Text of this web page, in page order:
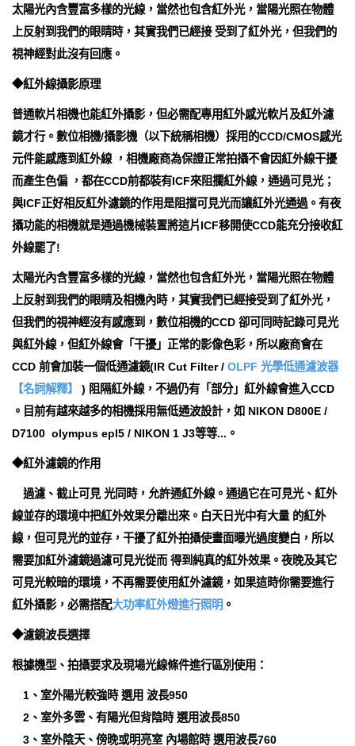
太陽光內含豐富多樣的光線，當然也包含紅外光，當陽光照在物體
上反射到我們的眼睛時，其實我們已經接 受到了紅外光，但我們的
視神經對此沒有回應。
◆紅外線攝影原理
普通軟片相機也能紅外攝影，但必需配專用紅外感光軟片及紅外濾
鏡才行。數位相機/攝影機（以下統稱相機）採用的CCD/CMOS感光
元件能感應到紅外線 ，相機廠商為保證正常拍攝不會因紅外線干擾
而產生色偏 ，都在CCD前都裝有ICF來阻攔紅外線，通過可見光；
與ICF正好相反紅外濾鏡的作用是阻擋可見光而讓紅外光通過。有夜
攝功能的相機就是通過機械裝置將這片ICF移開使CCD能充分接收紅
外線罷了!
太陽光內含豐富多樣的光線，當然也包含紅外光，當陽光照在物體
上反射到我們的眼睛及相機內時，其實我們已經接受到了紅外光，
但我們的視神經沒有感應到，數位相機的CCD 卻可同時記錄可見光
與紅外線，但紅外線會「干擾」正常的影像色彩，所以廠商會在
CCD 前會加裝一個低通濾鏡(IR Cut Filter / OLPF 光學低通濾波器
【名詞解釋】
) 阻隔紅外線，不過仍有「部分」紅外線會進入CCD
。目前有越來越多的相機採用無低通波設計，如 NIKON D800E /
D7100 olympus epl5 / NIKON 1 J3等等...。
◆紅外濾鏡的作用
過濾、截止可見 光同時，允許通紅外線。通過它在可見光、紅外
線並存的環境中把紅外效果分離出來。白天日光中有大量 的紅外
線，但可見光的並存，干擾了紅外拍攝使畫面曝光過度變白，所以
需要加紅外濾鏡過濾可見光從而 得到純真的紅外效果。夜晚及其它
可見光較暗的環境，不再需要使用紅外濾鏡，如果這時你需要進行
紅外攝影，必需搭配大功率紅外燈進行照明 。
◆濾鏡波長選擇
根據機型、拍攝要求及現場光線條件進行區別使用：
1、室外陽光較強時 選用 波長950
2、室外多雲、有陽光但背陰時 選用波長850
3、室外陰天、傍晚或明亮室 內場館時 選用波長760